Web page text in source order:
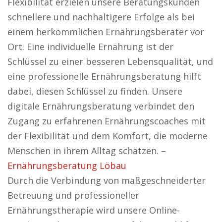
schnellere und nachhaltigere Erfolge als bei
einem herkömmlichen Ernährungsberater vor
Ort. Eine individuelle Ernährung ist der
Schlüssel zu einer besseren Lebensqualität, und
eine professionelle Ernährungsberatung hilft
dabei, diesen Schlüssel zu finden. Unsere
digitale Ernährungsberatung verbindet den
Zugang zu erfahrenen Ernährungscoaches mit
der Flexibilität und dem Komfort, die moderne
Menschen in ihrem Alltag schätzen. –
Ernährungsberatung Löbau
Durch die Verbindung von maßgeschneiderter
Betreuung und professioneller
Ernährungstherapie wird unsere Online-